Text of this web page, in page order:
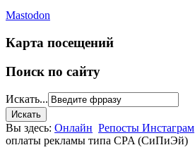
Mastodon
Карта посещений
Поиск по сайту
Искать...
Вы здесь: Онлайн Репосты Инстаграм
оплаты рекламы типа CPA (СиПиЭй)